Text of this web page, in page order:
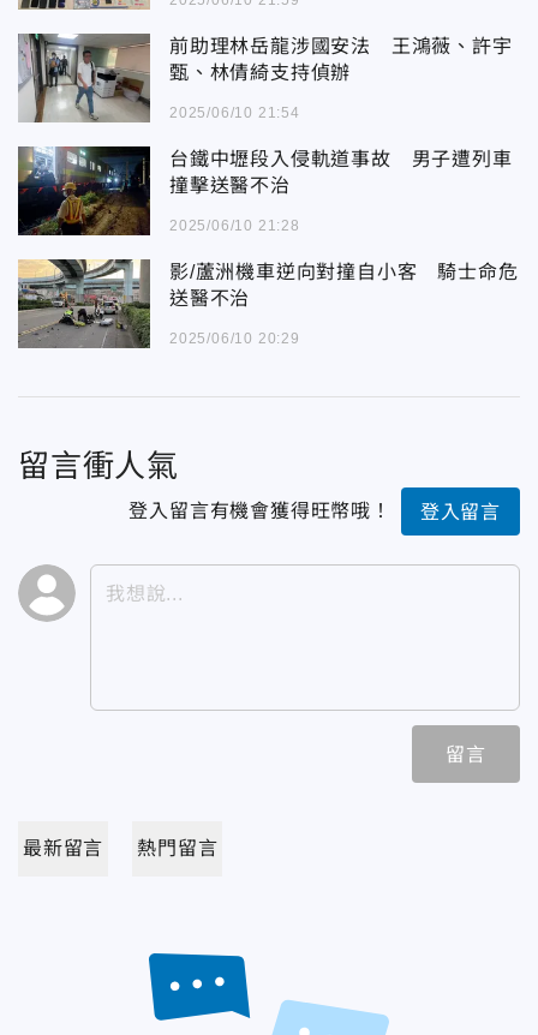
前助理林岳龍涉國安法 王鴻薇、許宇
甄、林倩綺支持偵辦
2025/06/10 21:54
台鐵中壢段入侵軌道事故 男子遭列車
撞擊送醫不治
2025/06/10 21:28
影/蘆洲機車逆向對撞自小客 騎士命危
送醫不治
2025/06/10 20:29
留言衝人氣
登入留言有機會獲得旺幣哦！ 登入留言
留言
最新留言 熱門留言